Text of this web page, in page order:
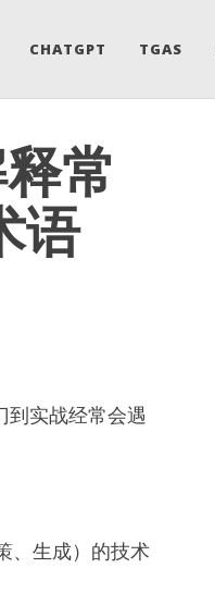
CHATGPT TGAS
常
语
到实战经常会遇
、生成）的技术